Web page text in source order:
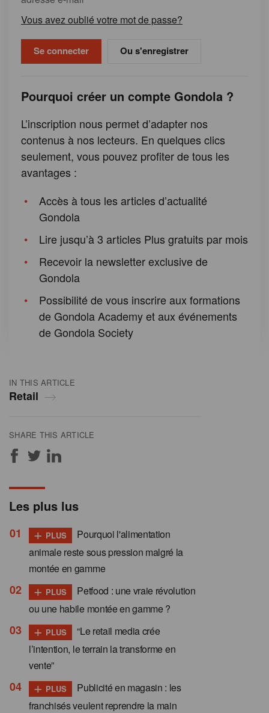
IN THIS ARTICLE
Retail
SHARE THIS ARTICLE
Vous avez oublié votre mot de passe?
Ou s'enregistrer
Pourquoi créer un compte Gondola ?
L’inscription nous permet d’adapter nos
contenus à nos lecteurs. En quelques clics
seulement, vous pouvez profiter de tous les
avantages :
Accès à tous les articles d’actualité
Gondola
Lire jusqu’à 3 articles Plus gratuits par mois
Recevoir la newsletter exclusive de
Gondola
Possibilité de vous inscrire aux formations
de Gondola Academy et aux événements
de Gondola Society
Les plus lus
+ PLUS
Pourquoi l'alimentation
animale reste sous pression malgré la
montée en gamme
+ PLUS
Petfood : une vraie révolution
ou une habile montée en gamme ?
+ PLUS
“Le retail media crée
l’intention, le terrain la transforme en
vente”
+ PLUS
Publicité en magasin : les
franchisés veulent reprendre la main